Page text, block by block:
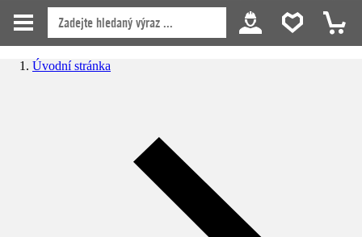
Úvodní stránka